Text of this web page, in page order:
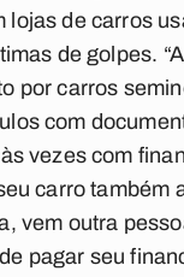
lojas de carros
de golpes.
por carros
com
vezes com
carro também
vem outra
pagar seu